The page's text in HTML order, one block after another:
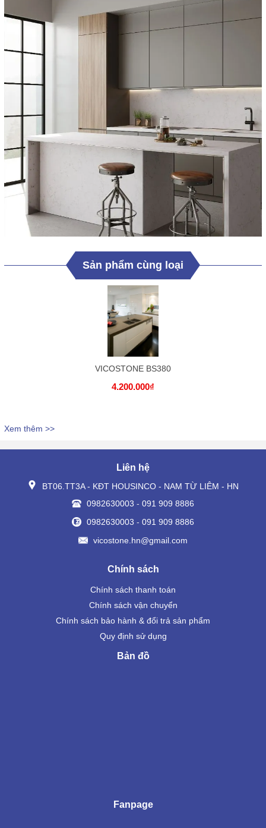
Sản phẩm cùng loại
VICOSTONE BS380
4.200.000₫
Xem thêm >>
Liên hệ
BT06.TT3A - KĐT HOUSINCO - NAM TỪ LIÊM - HN
0982630003 - 091 909 8886
0982630003 - 091 909 8886
vicostone.hn@gmail.com
Chính sách
Chính sách thanh toán
Chính sách vận chuyển
Chính sách bảo hành & đổi trả sản phẩm
Quy định sử dụng
Bản đồ
Fanpage